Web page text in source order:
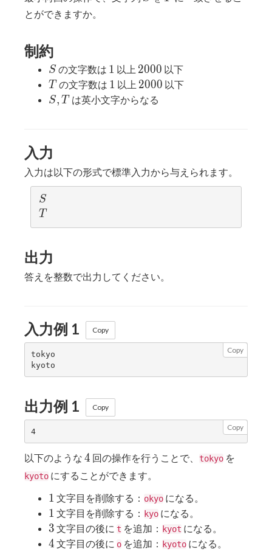
とができますか。
制約
S
S の文字数は 1
1 以上 2000
2000 以下
T
T の文字数は 1
1 以上 2000
2000 以下
S,
S, T は英小文字からなる
入力
入力は以下の形式で標準入力から与えられます。
S
S
T
T
出力
答えを整数で出力してください。
入力例 1 Copy
Copy
tokyo
出力例 1 Copy
Copy
4
以下のような 4
4 回の操作を行うことで、 tokyo を
kyoto にすることができます。
1
1 文字目を削除する： okyo になる。
1
1 文字目を削除する： kyo になる。
3
3 文字目の後に t を追加： kyot になる。
4
4 文字目の後に o を追加： kyoto になる。